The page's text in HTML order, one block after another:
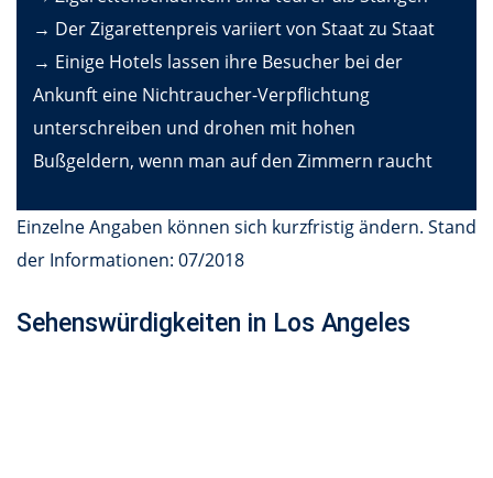
→ Der Zigarettenpreis variiert von Staat zu Staat
→ Einige Hotels lassen ihre Besucher bei der
Ankunft eine Nichtraucher-Verpflichtung
unterschreiben und drohen mit hohen
Bußgeldern, wenn man auf den Zimmern raucht
Einzelne Angaben können sich kurzfristig ändern. Stand
der Informationen: 07/2018
Sehenswürdigkeiten in Los Angeles